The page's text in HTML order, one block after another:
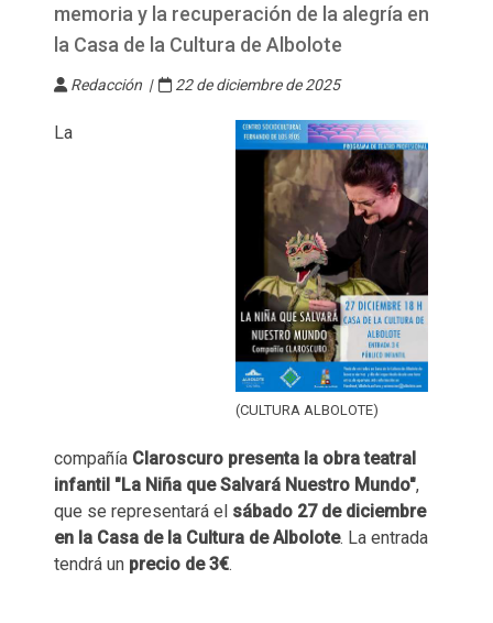
memoria y la recuperación de la alegría en
la Casa de la Cultura de Albolote
Redacción | 22 de diciembre de 2025
(CULTURA ALBOLOTE)
La
compañía Claroscuro presenta la obra teatral
infantil "La Niña que Salvará Nuestro Mundo",
que se representará el sábado 27 de diciembre
en la Casa de la Cultura de Albolote. La entrada
tendrá un precio de 3€.